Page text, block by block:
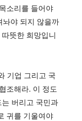
소리를 들어야
놔야 되지 않을까
뜻한 희망입니
기업 그리고 국
조해라. 이 정도
버리고 국민과
귀를 기울여야